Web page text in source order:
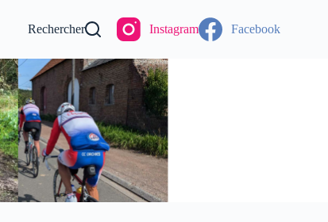
Rechercher Instagram Facebook